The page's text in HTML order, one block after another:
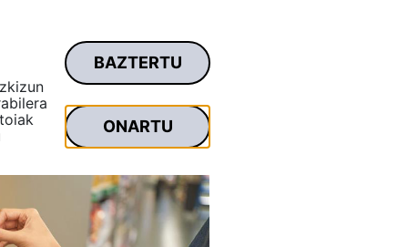
pribatua Bilatu...
BAZTERTU
ONARTU